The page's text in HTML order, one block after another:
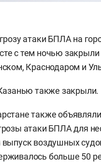
атаки БПЛА на
с тем ночью
Краснодаром и
также закрыли.
также
атаки БПЛА для
воздушных
больше 50